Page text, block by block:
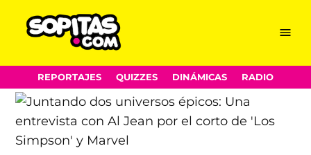
Skip
to
content
Menu
REPORTAJES QUIZZES DINÁMICAS RADIO